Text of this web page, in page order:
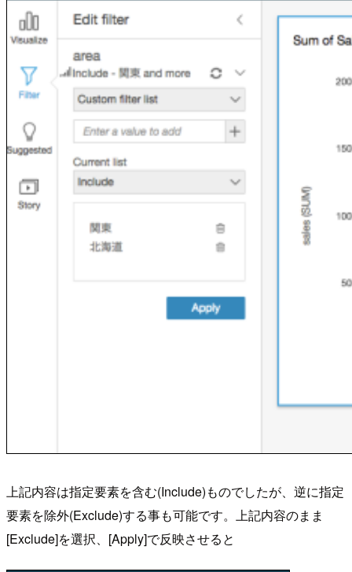
上記内容は指定要素を含む(Include)ものでしたが、逆に指定
要素を除外(Exclude)する事も可能です。上記内容のまま
[Exclude]を選択、[Apply]で反映させると